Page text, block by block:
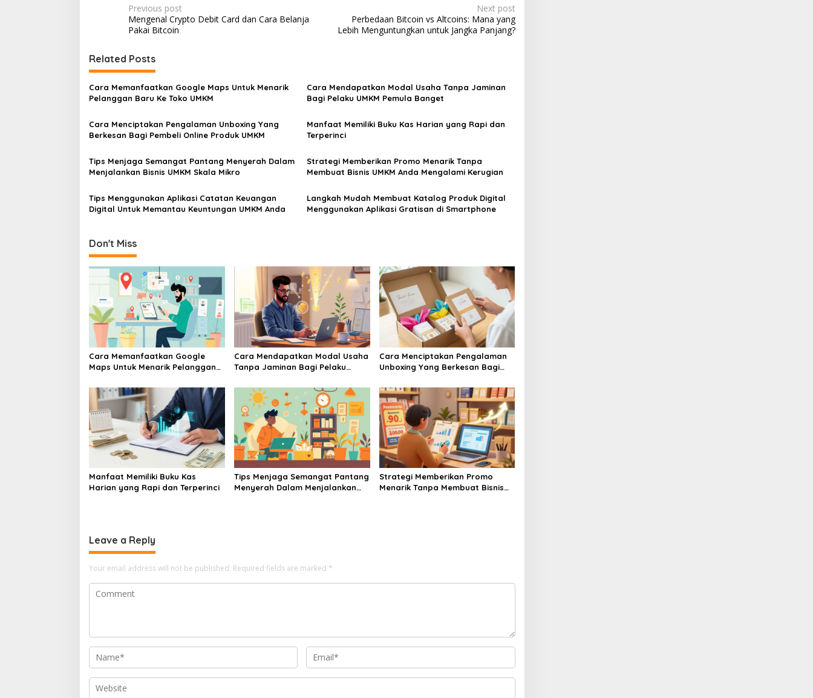
Post
navigation
Previous post
Mengenal Crypto Debit Card dan Cara Belanja
Pakai Bitcoin
Next post
Perbedaan Bitcoin vs Altcoins: Mana yang
Lebih Menguntungkan untuk Jangka Panjang?
Related Posts
Cara Memanfaatkan Google Maps Untuk Menarik
Pelanggan Baru Ke Toko UMKM
Cara Mendapatkan Modal Usaha Tanpa Jaminan
Bagi Pelaku UMKM Pemula Banget
Cara Menciptakan Pengalaman Unboxing Yang
Berkesan Bagi Pembeli Online Produk UMKM
Manfaat Memiliki Buku Kas Harian yang Rapi dan
Terperinci
Tips Menjaga Semangat Pantang Menyerah Dalam
Menjalankan Bisnis UMKM Skala Mikro
Strategi Memberikan Promo Menarik Tanpa
Membuat Bisnis UMKM Anda Mengalami Kerugian
Tips Menggunakan Aplikasi Catatan Keuangan
Digital Untuk Memantau Keuntungan UMKM Anda
Langkah Mudah Membuat Katalog Produk Digital
Menggunakan Aplikasi Gratisan di Smartphone
Don't Miss
Cara Memanfaatkan Google
Maps Untuk Menarik Pelanggan
Cara Mendapatkan Modal Usaha
Tanpa Jaminan Bagi Pelaku
Cara Menciptakan Pengalaman
Unboxing Yang Berkesan Bagi
Manfaat Memiliki Buku Kas
Harian yang Rapi dan Terperinci
Tips Menjaga Semangat Pantang
Menyerah Dalam Menjalankan
Strategi Memberikan Promo
Menarik Tanpa Membuat Bisnis
Leave a Reply
Your email address will not be published. Required fields are marked *